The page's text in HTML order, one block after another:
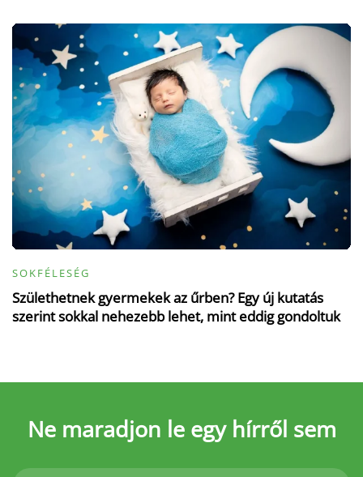
SOKFÉLESÉG
Születhetnek gyermekek az űrben? Egy új kutatás
szerint sokkal nehezebb lehet, mint eddig gondoltuk
Ne maradjon le egy hírről sem